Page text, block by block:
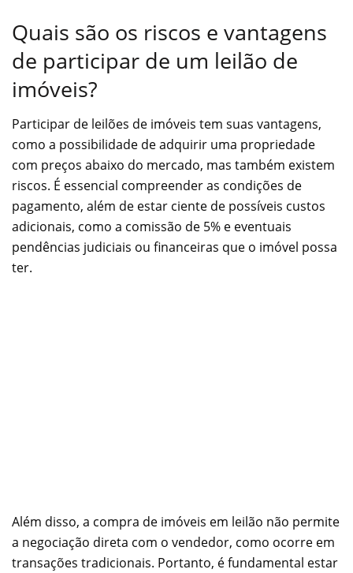
Quais são os riscos e vantagens
de participar de um leilão de
imóveis?
Participar de leilões de imóveis tem suas vantagens,
como a possibilidade de adquirir uma propriedade
com preços abaixo do mercado, mas também existem
riscos. É essencial compreender as condições de
pagamento, além de estar ciente de possíveis custos
adicionais, como a comissão de 5% e eventuais
pendências judiciais ou financeiras que o imóvel possa
ter.
Além disso, a compra de imóveis em leilão não permite
a negociação direta com o vendedor, como ocorre em
transações tradicionais. Portanto, é fundamental estar